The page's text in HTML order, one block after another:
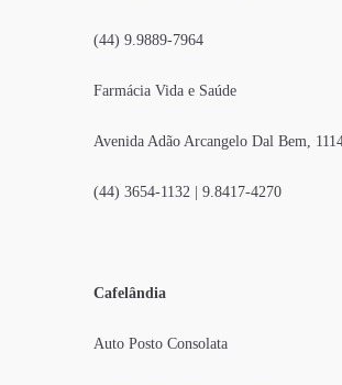
(44) 9.9889-7964
Farmácia Vida e Saúde
Avenida Adão Arcangelo Dal Bem,
(44) 3654-1132 | 9.8417-4270
Cafelândia
Auto Posto Consolata